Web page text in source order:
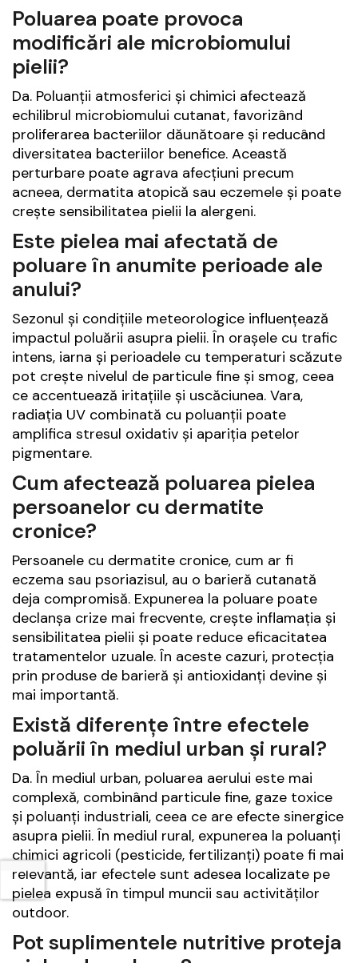
Poluarea poate provoca
modificări ale microbiomului
pielii?
Da. Poluanții atmosferici și chimici afectează
echilibrul microbiomului cutanat, favorizând
proliferarea bacteriilor dăunătoare și reducând
diversitatea bacteriilor benefice. Această
perturbare poate agrava afecțiuni precum
acneea, dermatita atopică sau eczemele și poate
crește sensibilitatea pielii la alergeni.
Este pielea mai afectată de
poluare în anumite perioade ale
anului?
Sezonul și condițiile meteorologice influențează
impactul poluării asupra pielii. În orașele cu trafic
intens, iarna și perioadele cu temperaturi scăzute
pot crește nivelul de particule fine și smog, ceea
ce accentuează iritațiile și uscăciunea. Vara,
radiația UV combinată cu poluanții poate
amplifica stresul oxidativ și apariția petelor
pigmentare.
Cum afectează poluarea pielea
persoanelor cu dermatite
cronice?
Persoanele cu dermatite cronice, cum ar fi
eczema sau psoriazisul, au o barieră cutanată
deja compromisă. Expunerea la poluare poate
declanșa crize mai frecvente, crește inflamația și
sensibilitatea pielii și poate reduce eficacitatea
tratamentelor uzuale. În aceste cazuri, protecția
prin produse de barieră și antioxidanți devine și
mai importantă.
Există diferențe între efectele
poluării în mediul urban și rural?
Da. În mediul urban, poluarea aerului este mai
complexă, combinând particule fine, gaze toxice
și poluanți industriali, ceea ce are efecte sinergice
asupra pielii. În mediul rural, expunerea la poluanți
chimici agricoli (pesticide, fertilizanți) poate fi mai
relevantă, iar efectele sunt adesea localizate pe
pielea expusă în timpul muncii sau activităților
outdoor.
Pot suplimentele nutritive proteja